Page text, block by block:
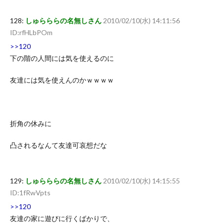
128: しゅらららの名無しさん 2010/02/10(水) 14:11:56
ID:rfHLbPOm
>>120
下の階の人間には気を使えるのに
友達には気を使えんのかｗｗｗｗ
折角の休みに
凸されるなんて友達可哀想だな
129: しゅらららの名無しさん 2010/02/10(水) 14:15:55
ID:1fRwVpts
>>120
友達の家に遊びに行くばかりで、